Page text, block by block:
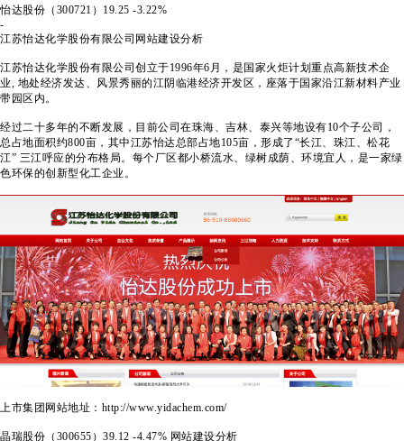
怡达股份（300721） 19.25 -3.22%
-
江苏怡达化学股份有限公司 网站建设分析
江苏怡达化学股份有限公司创立于1996年6月，是国家火炬计划重点高新技术企
业, 地处经济发达、风景秀丽的江阴临港经济开发区，座落于国家沿江新材料产业
带园区内。
经过二十多年的不断发展，目前公司在珠海、吉林、泰兴等地设有10个子公司，
总占地面积约800亩，其中江苏怡达总部占地105亩，形成了“长江、珠江、松花
江” 三江呼应的分布格局。每个厂区都小桥流水、绿树成荫、环境宜人，是一家绿
色环保的创新型化工企业。
上市集团网站地址：http://www.yidachem.com/
晶瑞股份（300655） 39.12 -4.47% 网站建设分析